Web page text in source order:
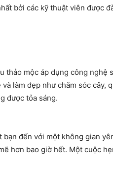
bởi các kỹ thuật viên được
thảo mộc áp dụng công nghệ
làm đẹp như chăm sóc cây,
được tỏa sáng.
bạn đến với một không gian
hơn bao giờ hết. Một cuộc